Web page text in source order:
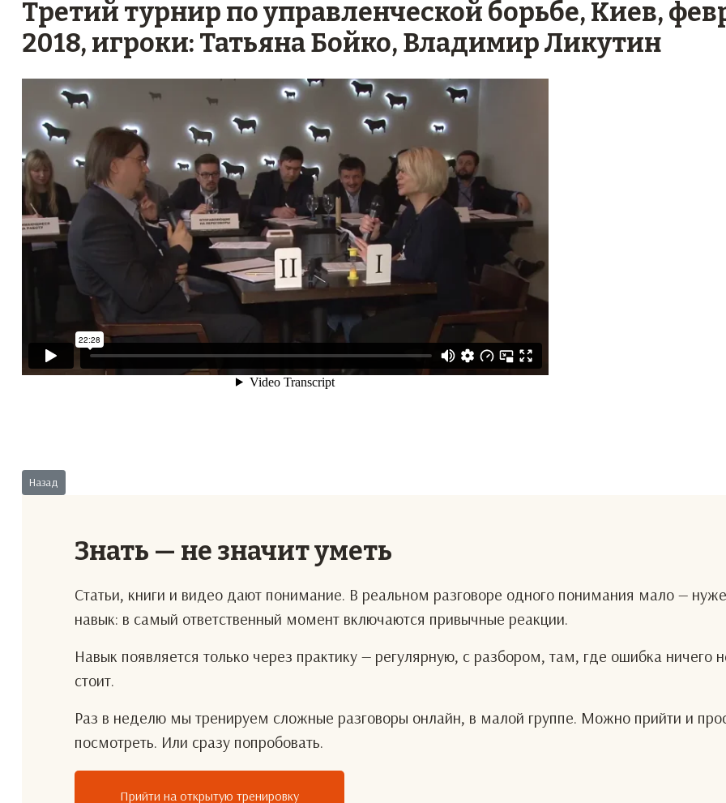
Третий турнир по управленческой борьбе, Киев,
2018, игроки: Татьяна Бойко, Владимир Ликутин
Предыдущий: Из кармана в карман
Назад
Знать — не значит уметь
Статьи, книги и видео дают понимание. В реальном разговоре одного понимания мало —
навык: в самый ответственный момент включаются привычные реакции.
Навык появляется только через практику — регулярную, с разбором, там, где ошибка ничего
стоит.
Раз в неделю мы тренируем сложные разговоры онлайн, в малой группе. Можно прийти и
посмотреть. Или сразу попробовать.
Прийти на открытую тренировку